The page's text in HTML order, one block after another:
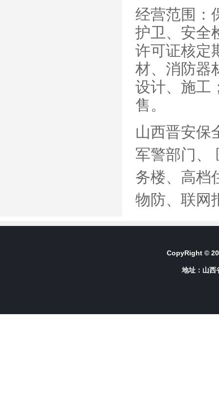
经营范围：
护卫、安全
许可证核定
材、消防器
设计、施工
售。
山西晋安保
军警部门、
务楼、高档
物防、联网
CopyRight ©
地址：山